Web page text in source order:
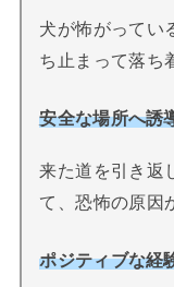
犬が怖がってい
ち止まって落ち
安全な場所へ誘
来た道を引き返
て、恐怖の原因
ポジティブな経